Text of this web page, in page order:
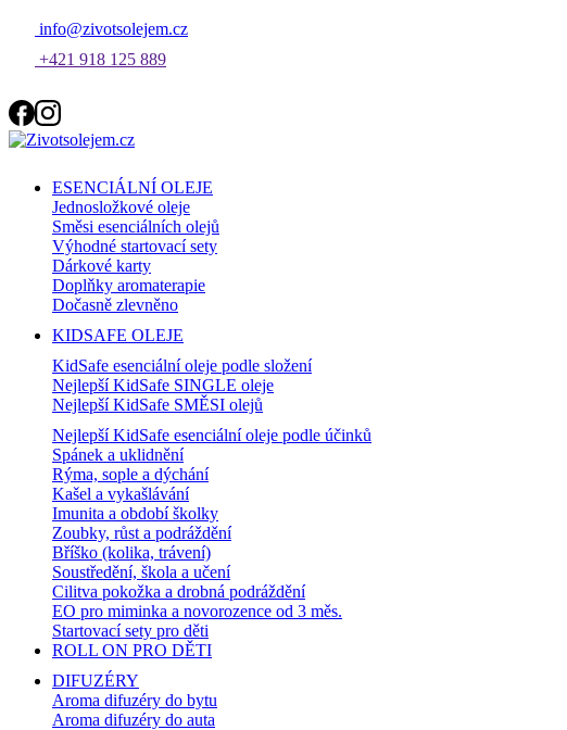
info@zivotsolejem.cz
+421 918 125 889
ESENCIÁLNÍ OLEJE
Jednosložkové oleje
Směsi esenciálních olejů
Výhodné startovací sety
Dárkové karty
Doplňky aromaterapie
Dočasně zlevněno
KIDSAFE OLEJE
KidSafe esenciální oleje podle složení
Nejlepší KidSafe SINGLE oleje
Nejlepší KidSafe SMĚSI olejů
Nejlepší KidSafe esenciální oleje podle účinků
Spánek a uklidnění
Rýma, sople a dýchání
Kašel a vykašlávání
Imunita a období školky
Zoubky, růst a podráždění
Bříško (kolika, trávení)
Soustředění, škola a učení
Cilitva pokožka a drobná podráždění
EO pro miminka a novorozence od 3 měs.
Startovací sety pro děti
ROLL ON PRO DĚTI
DIFUZÉRY
Aroma difuzéry do bytu
Aroma difuzéry do auta